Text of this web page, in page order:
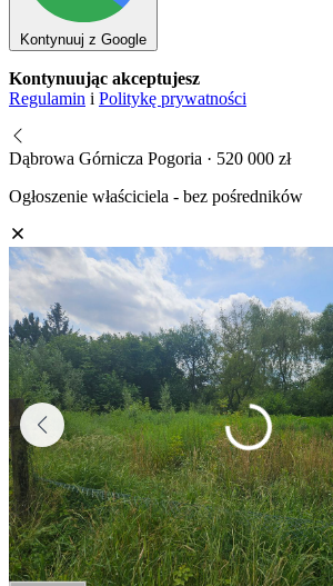
Kontynuuj z Google
Kontynuując akceptujesz
Regulamin i Politykę prywatności
Dąbrowa Górnicza Pogoria · 520 000 zł
Ogłoszenie właściciela - bez pośredników